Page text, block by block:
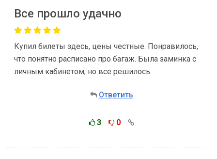
Все прошло удачно
Купил билеты здесь, цены честные. Понравилось,
что понятно расписано про багаж. Была заминка с
личным кабинетом, но все решилось.
Ответить
3 0